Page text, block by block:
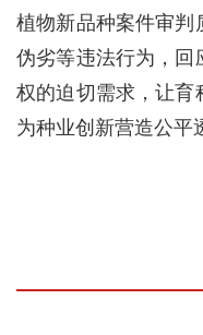
植物新品种案件审判
伪劣等违法行为，回
权的迫切需求，让育
为种业创新营造公平